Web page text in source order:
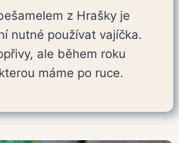
z Hrašky je
nutné používat vajíčka.
ale během roku
máme po ruce.